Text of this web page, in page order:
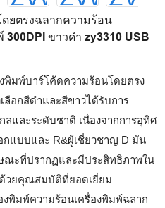
ดยตรงฉลากความร้อน
ขาวดำ zy3310 USB
งพิมพ์บาร์โค้ดความร้อนโดยตรง
ลือกสีดำและสีขาวได้รับการ
และระดับชาติ เนื่องจากการอุทิศ
กแบบและ R&ผู้เชี่ยวชาญ D มัน
ณะที่ปรากฏและมีประสิทธิภาพใน
วยคุณสมบัติที่ยอดเยี่ยม
งพิมพ์ความร้อนเครื่องพิมพ์ฉลาก